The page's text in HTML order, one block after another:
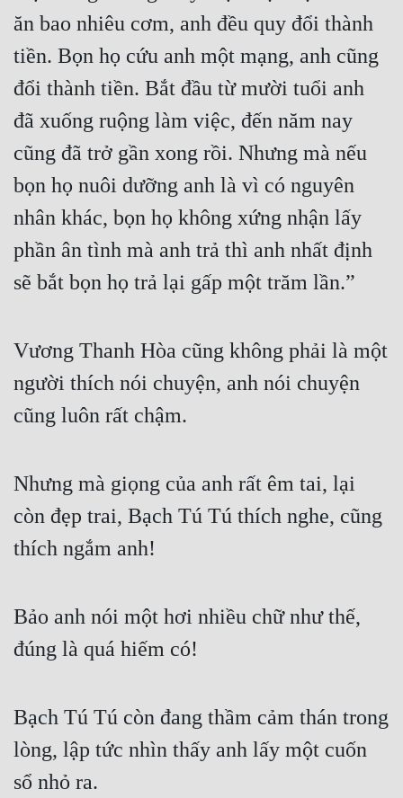
Đẹp
Tính Cách Nhân Vật :
Cơ Trí
Sát Phạt Quyết Đoán
Vô Sỉ
Điềm Đạm
ăn bao nhiêu cơm, anh đều quy đổi thành
tiền. Bọn họ cứu anh một mạng, anh cũng
đổi thành tiền. Bắt đầu từ mười tuổi anh
đã xuống ruộng làm việc, đến năm nay
cũng đã trở gần xong rồi. Nhưng mà nếu
bọn họ nuôi dưỡng anh là vì có nguyên
nhân khác, bọn họ không xứng nhận lấy
phần ân tình mà anh trả thì anh nhất định
sẽ bắt bọn họ trả lại gấp một trăm lần.”
Vương Thanh Hòa cũng không phải là một
người thích nói chuyện, anh nói chuyện
cũng luôn rất chậm.
Nhưng mà giọng của anh rất êm tai, lại
còn đẹp trai, Bạch Tú Tú thích nghe, cũng
thích ngắm anh!
Bảo anh nói một hơi nhiều chữ như thế,
đúng là quá hiếm có!
Bạch Tú Tú còn đang thầm cảm thán trong
lòng, lập tức nhìn thấy anh lấy một cuốn
sổ nhỏ ra.